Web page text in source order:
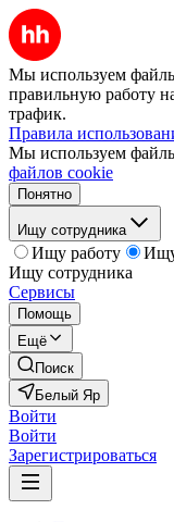
Мы используем
правильную работу
трафик.
Правила
Мы используем
файлов cookie
Понятно
Ищу сотрудника
Ищу работу
Ищу сотрудника
Сервисы
Помощь
Ещё
Поиск
Белый Яр
Войти
Войти
Зарегистрироваться